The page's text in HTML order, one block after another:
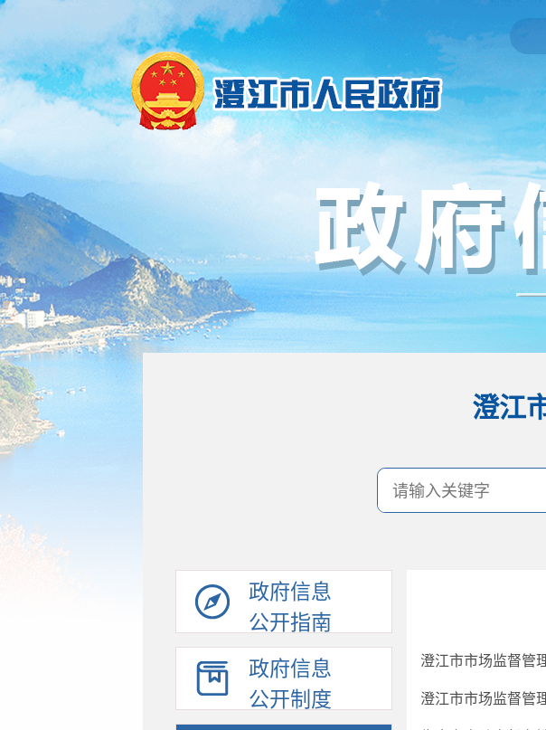
澄江
政府信息
公开指南
政府信息
公开制度
澄江市市场监督管